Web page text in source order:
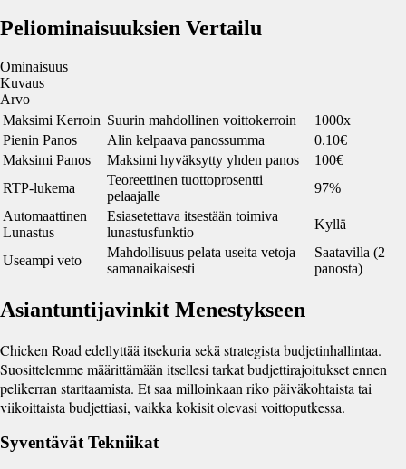
Peliominaisuuksien Vertailu
Ominaisuus
Kuvaus
Arvo
Maksimi Kerroin Suurin mahdollinen voittokerroin
1000x
Pienin Panos
Alin kelpaava panossumma
0.10€
Maksimi Panos
Maksimi hyväksytty yhden panos
100€
RTP-lukema
Teoreettinen tuottoprosentti
pelaajalle
97%
Automaattinen
Lunastus
Esiasetettava itsestään toimiva
lunastusfunktio
Kyllä
Useampi veto
Mahdollisuus pelata useita vetoja
samanaikaisesti
Saatavilla (2
panosta)
Asiantuntijavinkit Menestykseen
Chicken Road edellyttää itsekuria sekä strategista budjetinhallintaa.
Suosittelemme määrittämään itsellesi tarkat budjettirajoitukset ennen
pelikerran starttaamista. Et saa milloinkaan riko päiväkohtaista tai
viikoittaista budjettiasi, vaikka kokisit olevasi voittoputkessa.
Syventävät Tekniikat